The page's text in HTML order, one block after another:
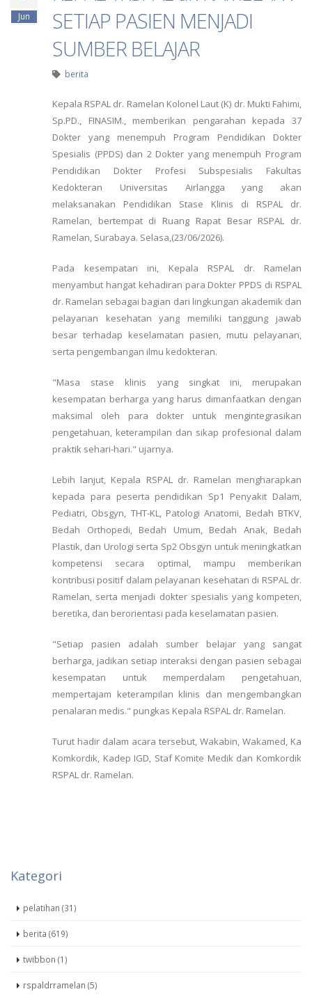
Jun
SETIAP PASIEN MENJADI
SUMBER BELAJAR
berita
Kepala RSPAL dr. Ramelan Kolonel Laut (K) dr. Mukti Fahimi,
Sp.PD., FINASIM., memberikan pengarahan kepada 37
Dokter yang menempuh Program Pendidikan Dokter
Spesialis (PPDS) dan 2 Dokter yang menempuh Program
Pendidikan Dokter Profesi Subspesialis Fakultas
Kedokteran Universitas Airlangga yang akan
melaksanakan Pendidikan Stase Klinis di RSPAL dr.
Ramelan, bertempat di Ruang Rapat Besar RSPAL dr.
Ramelan, Surabaya. Selasa,(23/06/2026).
Pada kesempatan ini, Kepala RSPAL dr. Ramelan
menyambut hangat kehadiran para Dokter PPDS di RSPAL
dr. Ramelan sebagai bagian dari lingkungan akademik dan
pelayanan kesehatan yang memiliki tanggung jawab
besar terhadap keselamatan pasien, mutu pelayanan,
serta pengembangan ilmu kedokteran.
"Masa stase klinis yang singkat ini, merupakan
kesempatan berharga yang harus dimanfaatkan dengan
maksimal oleh para dokter untuk mengintegrasikan
pengetahuan, keterampilan dan sikap profesional dalam
praktik sehari-hari." ujarnya.
Lebih lanjut, Kepala RSPAL dr. Ramelan mengharapkan
kepada para peserta pendidikan Sp1 Penyakit Dalam,
Pediatri, Obsgyn, THT-KL, Patologi Anatomi, Bedah BTKV,
Bedah Orthopedi, Bedah Umum, Bedah Anak, Bedah
Plastik, dan Urologi serta Sp2 Obsgyn untuk meningkatkan
kompetensi secara optimal, mampu memberikan
kontribusi positif dalam pelayanan kesehatan di RSPAL dr.
Ramelan, serta menjadi dokter spesialis yang kompeten,
beretika, dan berorientasi pada keselamatan pasien.
"Setiap pasien adalah sumber belajar yang sangat
berharga, jadikan setiap interaksi dengan pasien sebagai
kesempatan untuk memperdalam pengetahuan,
mempertajam keterampilan klinis dan mengembangkan
penalaran medis." pungkas Kepala RSPAL dr. Ramelan.
Turut hadir dalam acara tersebut, Wakabin, Wakamed, Ka
Komkordik, Kadep IGD, Staf Komite Medik dan Komkordik
RSPAL dr. Ramelan.
Kategori
pelatihan (31)
berita (619)
twibbon (1)
rspaldrramelan (5)